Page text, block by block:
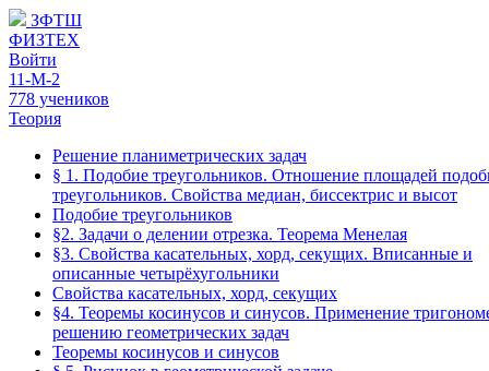
ЗФТШ
ФИЗТЕХ
Войти
11-М-2
778 учеников
Теория
Решение планиметрических задач
§ 1. Подобие треугольников. Отношение площадей
треугольников. Свойства медиан, биссектрис и высот
Подобие треугольников
§2. Задачи о делении отрезка. Теорема Менелая
§3. Свойства касательных, хорд, секущих. Вписанные и
описанные четырёхугольники
Свойства касательных, хорд, секущих
§4. Теоремы косинусов и синусов. Применение
решению геометрических задач
Теоремы косинусов и синусов